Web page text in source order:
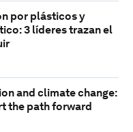
por plásticos y
3 líderes trazan el
and climate change:
the path forward